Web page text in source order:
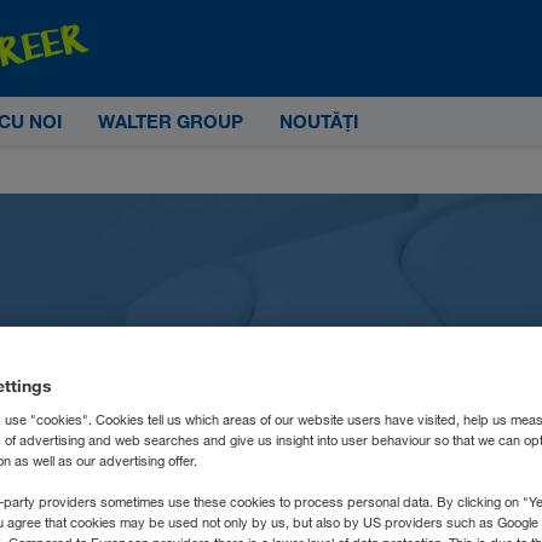
NOI WALTER GROUP NOUTĂȚI
frecvente /
questions (FAQ)
use "cookies". Cookies tell us which areas of our website users have visited, help us
of advertising and web searches and give us insight into user behaviour so that we can
as well as our advertising offer.
providers sometimes use these cookies to process personal data. By clicking on
agree that cookies may be used not only by us, but also by US providers such as Google